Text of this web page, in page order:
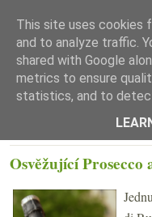
Osvěžující Prosecco
This site uses cookies
and to analyze traffic.
shared with Google
metrics to ensure
statistics, and to